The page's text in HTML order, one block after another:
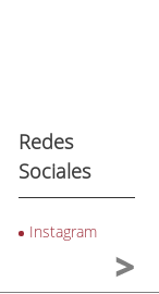
Redes
Sociales
Instagram